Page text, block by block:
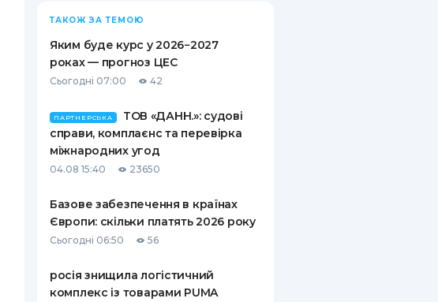
ТАКОЖ ЗА ТЕМОЮ
Яким буде курс у 2026−2027
роках — прогноз ЦЕС
Сьогодні 07:00 42
ПАРТНЕРСЬКА
ТОВ «ДАНН.»: судові
справи, комплаєнс та перевірка
міжнародних угод
04.08 15:40 23650
Базове забезпечення в країнах
Європи: скільки платять 2026 року
Сьогодні 06:50 56
росія знищила логістичний
комплекс із товарами PUMA